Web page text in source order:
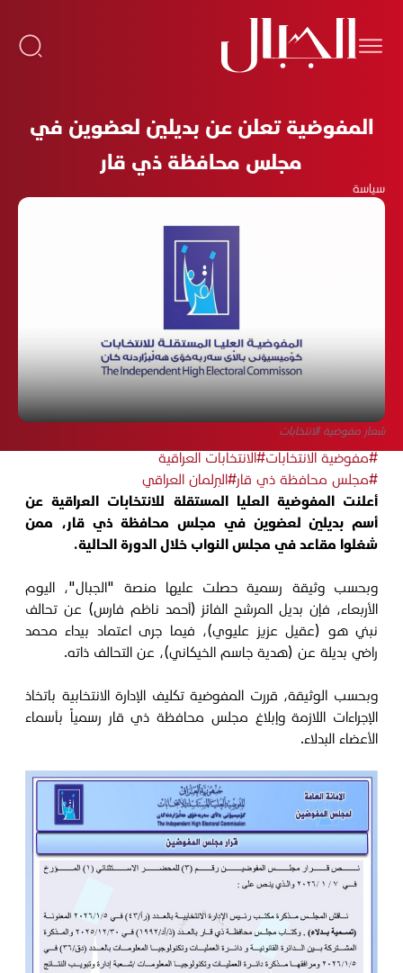
المفوضية تعلن عن بديلين لعضوين في
مجلس محافظة ذي قار
سياسة
شعار مفوضية الانتخابات
#مفوضية الانتخابات#الانتخابات العراقية
#مجلس محافظة ذي قار#البرلمان العراقي
أعلنت المفوضية العليا المستقلة للانتخابات العراقية عن
أسم بديلين لعضوين في مجلس محافظة ذي قار، ممن
شغلوا مقاعد في مجلس النواب خلال الدورة الحالية.
وبحسب وثيقة رسمية حصلت عليها منصة "الجبال"، اليوم
الأربعاء، فإن بديل المرشح الفائز (أحمد ناظم فارس) عن تحالف
نبني هو (عقيل عزيز عليوي)، فيما جرى اعتماد بيداء محمد
راضي بديلة عن (هدية جاسم الخيكاني)، عن التحالف ذاته.
وبحسب الوثيقة، قررت المفوضية تكليف الإدارة الانتخابية باتخاذ
الإجراءات اللازمة وإبلاغ مجلس محافظة ذي قار رسمياً بأسماء
الأعضاء البدلاء.